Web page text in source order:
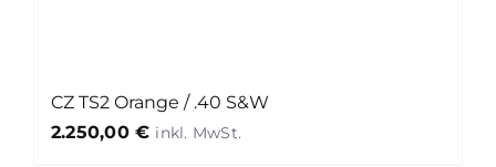
CZ TS2 Orange / .40 S&W
2.250,00€